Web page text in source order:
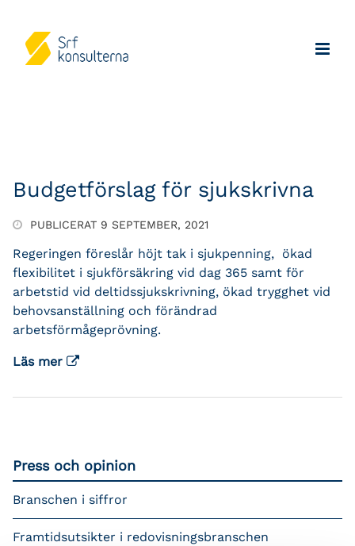
Budgetförslag för sjukskrivna
PUBLICERAT 9 SEPTEMBER, 2021
Regeringen föreslår höjt tak i sjukpenning, ökad
flexibilitet i sjukförsäkring vid dag 365 samt för
arbetstid vid deltidssjukskrivning, ökad trygghet vid
behovsanställning och förändrad
arbetsförmågeprövning.
Läs mer
Press och opinion
Branschen i siffror
Framtidsutsikter i redovisningsbranschen